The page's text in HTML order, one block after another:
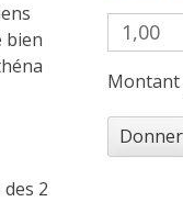
bien
2
Montant
Donner